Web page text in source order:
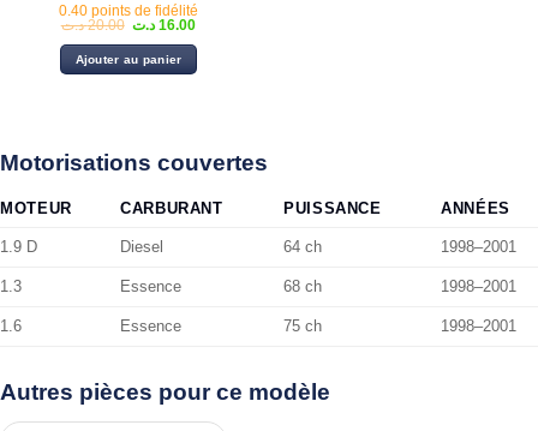
0.40 points de fidélité
20.00 د.ت
Le
initial
était :
16.00 د.ت
Le
actuel
est :
Ajouter au panier
Motorisations couvertes
MOTEUR CARBURANT PUISSANCE ANNÉES
1.9 D Diesel 64 ch 1998–2001
1.3 Essence 68 ch 1998–2001
1.6 Essence 75 ch 1998–2001
Autres pièces pour ce modèle